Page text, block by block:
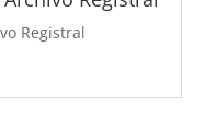
Registral